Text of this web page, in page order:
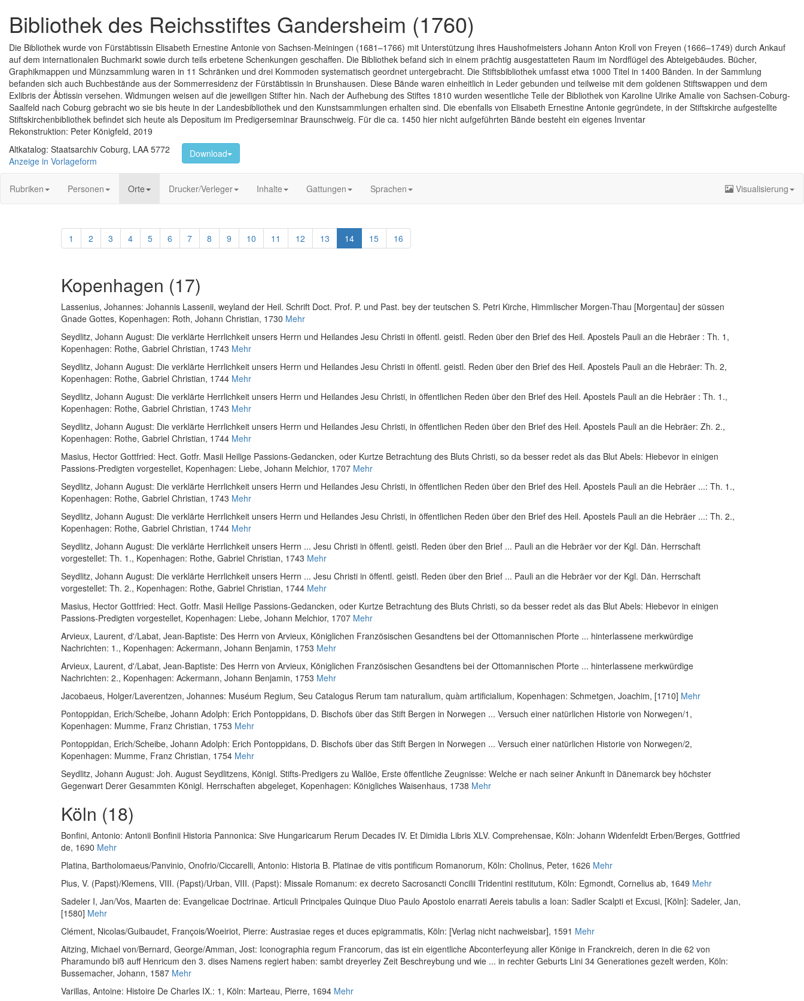
Bibliothek des Reichsstiftes Gandersheim (1760)
Die Bibliothek wurde von Fürstäbtissin Elisabeth Ernestine Antonie von Sachsen-Meiningen (1681–1766) mit Unterstützung ihres Haushofmeisters Johann Anton Kroll von Freyen (1666–1749) durch Ankauf
auf dem internationalen Buchmarkt sowie durch teils erbetene Schenkungen geschaffen. Die Bibliothek befand sich in einem prächtig ausgestatteten Raum im Nordflügel des Abteigebäudes. Bücher,
Graphikmappen und Münzsammlung waren in 11 Schränken und drei Kommoden systematisch geordnet untergebracht. Die Stiftsbibliothek umfasst etwa 1000 Titel in 1400 Bänden. In der Sammlung
befanden sich auch Buchbestände aus der Sommerresidenz der Fürstäbtissin in Brunshausen. Diese Bände waren einheitlich in Leder gebunden und teilweise mit dem goldenen Stiftswappen und dem
Exlibris der Äbtissin versehen. Widmungen weisen auf die jeweiligen Stifter hin. Nach der Aufhebung des Stiftes 1810 wurden wesentliche Teile der Bibliothek von Karoline Ulrike Amalie von Sachsen-Coburg-
Saalfeld nach Coburg gebracht wo sie bis heute in der Landesbibliothek und den Kunstsammlungen erhalten sind. Die ebenfalls von Elisabeth Ernestine Antonie gegründete, in der Stiftskirche aufgestellte
Stiftskirchenbibliothek befindet sich heute als Depositum im Predigerseminar Braunschweig. Für die ca. 1450 hier nicht aufgeführten Bände besteht ein eigenes Inventar
Rekonstruktion: Peter Königfeld, 2019
Altkatalog: Staatsarchiv Coburg, LAA 5772
Anzeige in Vorlageform
Download
Rubriken Personen Orte Drucker/Verleger Inhalte Gattungen Sprachen Visualisierung
1 2 3 4 5 6 7 8 9 10 11 12 13 14 15 16
Kopenhagen (17)
Lassenius, Johannes: Johannis Lassenii, weyland der Heil. Schrift Doct. Prof. P. und Past. bey der teutschen S. Petri Kirche, Himmlischer Morgen-Thau [Morgentau] der süssen
Gnade Gottes, Kopenhagen: Roth, Johann Christian, 1730 Mehr
Seydlitz, Johann August: Die verklärte Herrlichkeit unsers Herrn und Heilandes Jesu Christi in öffentl. geistl. Reden über den Brief des Heil. Apostels Pauli an die Hebräer : Th. 1 ,
Kopenhagen: Rothe, Gabriel Christian, 1743 Mehr
Seydlitz, Johann August: Die verklärte Herrlichkeit unsers Herrn und Heilandes Jesu Christi in öffentl. geistl. Reden über den Brief des Heil. Apostels Pauli an die Hebräer: Th. 2,
Kopenhagen: Rothe, Gabriel Christian, 1744 Mehr
Seydlitz, Johann August: Die verklärte Herrlichkeit unsers Herrn und Heilandes Jesu Christi, in öffentlichen Reden über den Brief des Heil. Apostels Pauli an die Hebräer : Th. 1.,
Kopenhagen: Rothe, Gabriel Christian, 1743 Mehr
Seydlitz, Johann August: Die verklärte Herrlichkeit unsers Herrn und Heilandes Jesu Christi, in öffentlichen Reden über den Brief des Heil. Apostels Pauli an die Hebräer: Zh. 2.,
Kopenhagen: Rothe, Gabriel Christian, 1744 Mehr
Masius, Hector Gottfried: Hect. Gotfr. Masii Heilige Passions-Gedancken, oder Kurtze Betrachtung des Bluts Christi, so da besser redet als das Blut Abels: Hiebevor in einigen
Passions-Predigten vorgestellet, Kopenhagen: Liebe, Johann Melchior, 1707 Mehr
Seydlitz, Johann August: Die verklärte Herrlichkeit unsers Herrn und Heilandes Jesu Christi, in öffentlichen Reden über den Brief des Heil. Apostels Pauli an die Hebräer ...: Th. 1.,
Kopenhagen: Rothe, Gabriel Christian, 1743 Mehr
Seydlitz, Johann August: Die verklärte Herrlichkeit unsers Herrn und Heilandes Jesu Christi, in öffentlichen Reden über den Brief des Heil. Apostels Pauli an die Hebräer ...: Th. 2.,
Kopenhagen: Rothe, Gabriel Christian, 1744 Mehr
Seydlitz, Johann August: Die verklärte Herrlichkeit unsers Herrn ... Jesu Christi in öffentl. geistl. Reden über den Brief ... Pauli an die Hebräer vor der Kgl. Dän. Herrschaft
vorgestellet: Th. 1., Kopenhagen: Rothe, Gabriel Christian, 1743 Mehr
Seydlitz, Johann August: Die verklärte Herrlichkeit unsers Herrn ... Jesu Christi in öffentl. geistl. Reden über den Brief ... Pauli an die Hebräer vor der Kgl. Dän. Herrschaft
vorgestellet: Th. 2., Kopenhagen: Rothe, Gabriel Christian, 1744 Mehr
Masius, Hector Gottfried: Hect. Gotfr. Masii Heilige Passions-Gedancken, oder Kurtze Betrachtung des Bluts Christi, so da besser redet als das Blut Abels: Hiebevor in einigen
Passions-Predigten vorgestellet, Kopenhagen: Liebe, Johann Melchior, 1707 Mehr
Arvieux, Laurent, d'/Labat, Jean-Baptiste: Des Herrn von Arvieux, Königlichen Französischen Gesandtens bei der Ottomannischen Pforte ... hinterlassene merkwürdige
Nachrichten: 1., Kopenhagen: Ackermann, Johann Benjamin, 1753 Mehr
Arvieux, Laurent, d'/Labat, Jean-Baptiste: Des Herrn von Arvieux, Königlichen Französischen Gesandtens bei der Ottomannischen Pforte ... hinterlassene merkwürdige
Nachrichten: 2., Kopenhagen: Ackermann, Johann Benjamin, 1753 Mehr
Jacobaeus, Holger/Laverentzen, Johannes: Muséum Regium, Seu Catalogus Rerum tam naturalium, quàm artificialium, Kopenhagen: Schmetgen, Joachim, [1710] Mehr
Pontoppidan, Erich/Scheibe, Johann Adolph: Erich Pontoppidans, D. Bischofs über das Stift Bergen in Norwegen ... Versuch einer natürlichen Historie von Norwegen/1 ,
Kopenhagen: Mumme, Franz Christian, 1753 Mehr
Pontoppidan, Erich/Scheibe, Johann Adolph: Erich Pontoppidans, D. Bischofs über das Stift Bergen in Norwegen ... Versuch einer natürlichen Historie von Norwegen/2,
Kopenhagen: Mumme, Franz Christian, 1754 Mehr
Seydlitz, Johann August: Joh. August Seydlitzens, Königl. Stifts-Predigers zu Wallöe, Erste öffentliche Zeugnisse: Welche er nach seiner Ankunft in Dänemarck bey höchster
Gegenwart Derer Gesammten Königl. Herrschaften abgeleget, Kopenhagen: Königliches Waisenhaus, 1738 Mehr
Köln (18)
Bonfini, Antonio: Antonii Bonfinii Historia Pannonica: Sive Hungaricarum Rerum Decades IV. Et Dimidia Libris XLV. Comprehensae, Köln: Johann Widenfeldt Erben/Berges, Gottfried
de, 1690 Mehr
Platina, Bartholomaeus/Panvinio, Onofrio/Ciccarelli, Antonio: Historia B. Platinae de vitis pontificum Romanorum, Köln: Cholinus, Peter, 1626 Mehr
Pius, V. (Papst)/Klemens, VIII. (Papst)/Urban, VIII. (Papst): Missale Romanum: ex decreto Sacrosancti Concilii Tridentini restitutum, Köln: Egmondt, Cornelius ab, 1649 Mehr
Sadeler I, Jan/Vos, Maarten de: Evangelicae Doctrinae. Articuli Principales Quinque Diuo Paulo Apostolo enarrati Aereis tabulis a Ioan: Sadler Scalpti et Excusi, [Köln]: Sadeler, Jan,
[1580] Mehr
Clément, Nicolas/Guibaudet, François/Woeiriot, Pierre: Austrasiae reges et duces epigrammatis, Köln: [Verlag nicht nachweisbar], 1591 Mehr
Aitzing, Michael von/Bernard, George/Amman, Jost: Iconographia regum Francorum, das ist ein eigentliche Abconterfeyung aller Könige in Franckreich, deren in die 62 von
Pharamundo biß auff Henricum den 3. dises Namens regiert haben: sambt dreyerley Zeit Beschreybung und wie ... in rechter Geburts Lini 34 Generationes gezelt werden, Köln:
Bussemacher, Johann, 1587 Mehr
Varillas, Antoine: Histoire De Charles IX.: 1 , Köln: Marteau, Pierre, 1694 Mehr